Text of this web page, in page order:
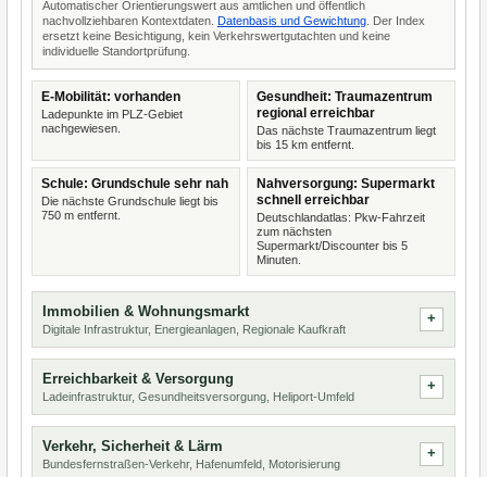
Automatischer Orientierungswert aus amtlichen und öffentlich
nachvollziehbaren Kontextdaten. Datenbasis und Gewichtung . Der Index
ersetzt keine Besichtigung, kein Verkehrswertgutachten und keine
individuelle Standortprüfung.
E-Mobilität: vorhanden
Ladepunkte im PLZ-Gebiet
nachgewiesen.
Gesundheit: Traumazentrum
regional erreichbar
Das nächste Traumazentrum liegt
bis 15 km entfernt.
Schule: Grundschule sehr nah
Die nächste Grundschule liegt bis
750 m entfernt.
Nahversorgung: Supermarkt
schnell erreichbar
Deutschlandatlas: Pkw-Fahrzeit
zum nächsten
Supermarkt/Discounter bis 5
Minuten.
Immobilien & Wohnungsmarkt
Digitale Infrastruktur, Energieanlagen, Regionale Kaufkraft
Erreichbarkeit & Versorgung
Ladeinfrastruktur, Gesundheitsversorgung, Heliport-Umfeld
Verkehr, Sicherheit & Lärm
Bundesfernstraßen-Verkehr, Hafenumfeld, Motorisierung